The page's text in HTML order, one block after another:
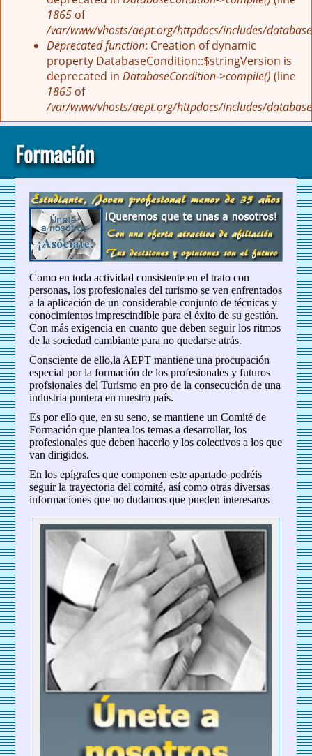
1865 of
/var/www/vhosts/aept.org/httpdocs/includes/
Deprecated function: Creation of dynamic
property DatabaseCondition::$stringVersion is
deprecated in DatabaseCondition->compile() (line
1865 of
/var/www/vhosts/aept.org/httpdocs/includes/
Formación
Como en toda actividad consistente en el trato con
personas, los profesionales del turismo se ven enfrentados
a la aplicación de un considerable conjunto de técnicas y
conocimientos imprescindible para el éxito de su gestión.
Con más exigencia en cuanto que deben seguir los ritmos
de la sociedad cambiante para no quedarse atrás.
Consciente de ello,la AEPT mantiene una procupación
especial por la formación de los profesionales y futuros
profsionales del Turismo en pro de la consecución de una
industria puntera en nuestro país.
Es por ello que, en su seno, se mantiene un Comité de
Formación que plantea los temas a desarrollar, los
profesionales que deben hacerlo y los colectivos a los que
van dirigidos.
En los epígrafes que componen este apartado podréis
seguir la trayectoria del comité, así como otras diversas
informaciones que no dudamos que pueden interesaros